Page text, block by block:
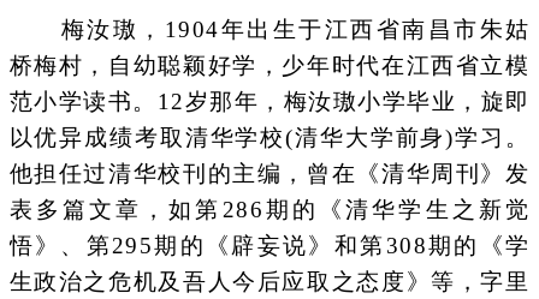
梅汝璈，1904年出生于江西省南昌市朱姑
桥梅村，自幼聪颖好学，少年时代在江西省立模
范小学读书。12岁那年，梅汝璈小学毕业，旋即
以优异成绩考取清华学校(清华大学前身)学习。
他担任过清华校刊的主编，曾在《清华周刊》发
表多篇文章，如第286期的《清华学生之新觉
悟》、第295期的《辟妄说》和第308期的《学
生政治之危机及吾人今后应取之态度》等，字里